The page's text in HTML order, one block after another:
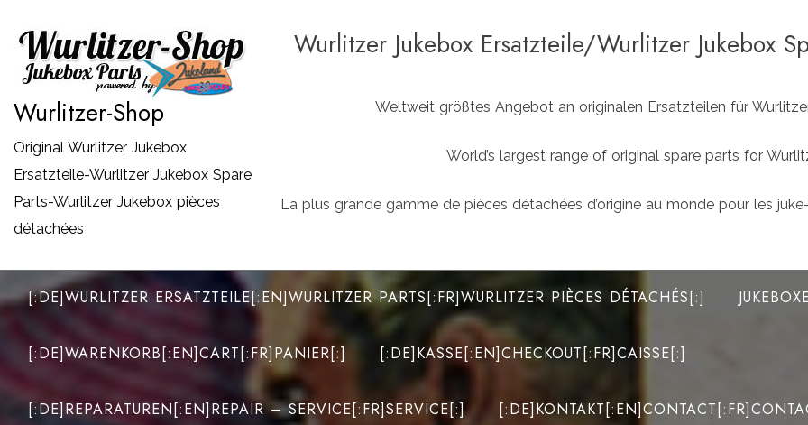
Inhalt
springen
Wurlitzer-Shop
Original Wurlitzer Jukebox
Ersatzteile-Wurlitzer Jukebox Spare
Parts-Wurlitzer Jukebox pièces
détachées
Wurlitzer Jukebox Ersatzteile/Wurlitzer Jukebox
Weltweit größtes Angebot an originalen Ersatzteilen für
World’s largest range of original spare parts for
La plus grande gamme de pièces détachées d’origine au monde pour les
[:DE]WURLITZER ERSATZTEILE[:EN]WURLITZER PARTS[:FR]WURLITZER PIÈCES DÉTACHÉS[:]
[:DE]WARENKORB[:EN]CART[:FR]PANIER[:] [:DE]KASSE[:EN]CHECKOUT[:FR]CAISSE[:]
[:DE]REPARATUREN[:EN]REPAIR – SERVICE[:FR]SERVICE[:]